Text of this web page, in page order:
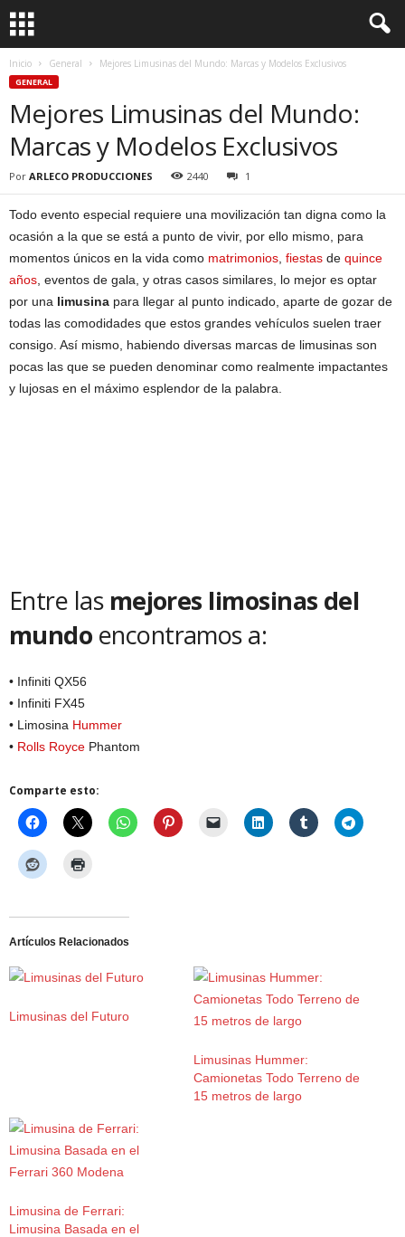
Inicio General Mejores Limusinas del Mundo: Marcas y Modelos Exclusivos
GENERAL
Mejores Limusinas del Mundo:
Marcas y Modelos Exclusivos
Por ARLECO PRODUCCIONES 2440 1
Todo evento especial requiere una movilización tan digna como la
ocasión a la que se está a punto de vivir, por ello mismo, para
momentos únicos en la vida como matrimonios fiestas de quince
años , eventos de gala, y otras casos similares, lo mejor es optar
por una limusina para llegar al punto indicado, aparte de gozar de
todas las comodidades que estos grandes vehículos suelen traer
consigo. Así mismo, habiendo diversas marcas de limusinas son
pocas las que se pueden denominar como realmente impactantes
y lujosas en el máximo esplendor de la palabra.
Entre las mejores limosinas del
mundo encontramos a:
• Infiniti QX56
• Infiniti FX45
• Limosina Hummer
• Rolls Royce Phantom
Comparte esto:
Artículos Relacionados
Limusinas del Futuro
Limusinas Hummer:
Camionetas Todo Terreno de
15 metros de largo
Limusina de Ferrari:
Limusina Basada en el